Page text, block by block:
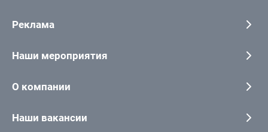
Реклама
Наши мероприятия
О компании
Наши вакансии